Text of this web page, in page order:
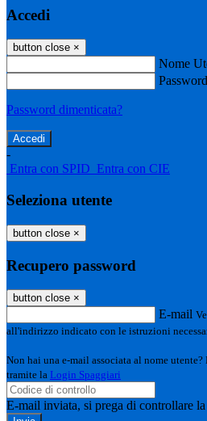
Accedi
button close ×
Nome
Password
Password dimenticata?
-
Entra con SPID Entra con CIE
Seleziona utente
button close ×
Recupero password
button close ×
E-mail
all'indirizzo indicato con le istruzioni
Non hai una e-mail associata al nome
tramite la Login Spaggiari
E-mail inviata, si prega di controllare